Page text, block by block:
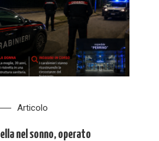
Articolo
nel sonno, operato